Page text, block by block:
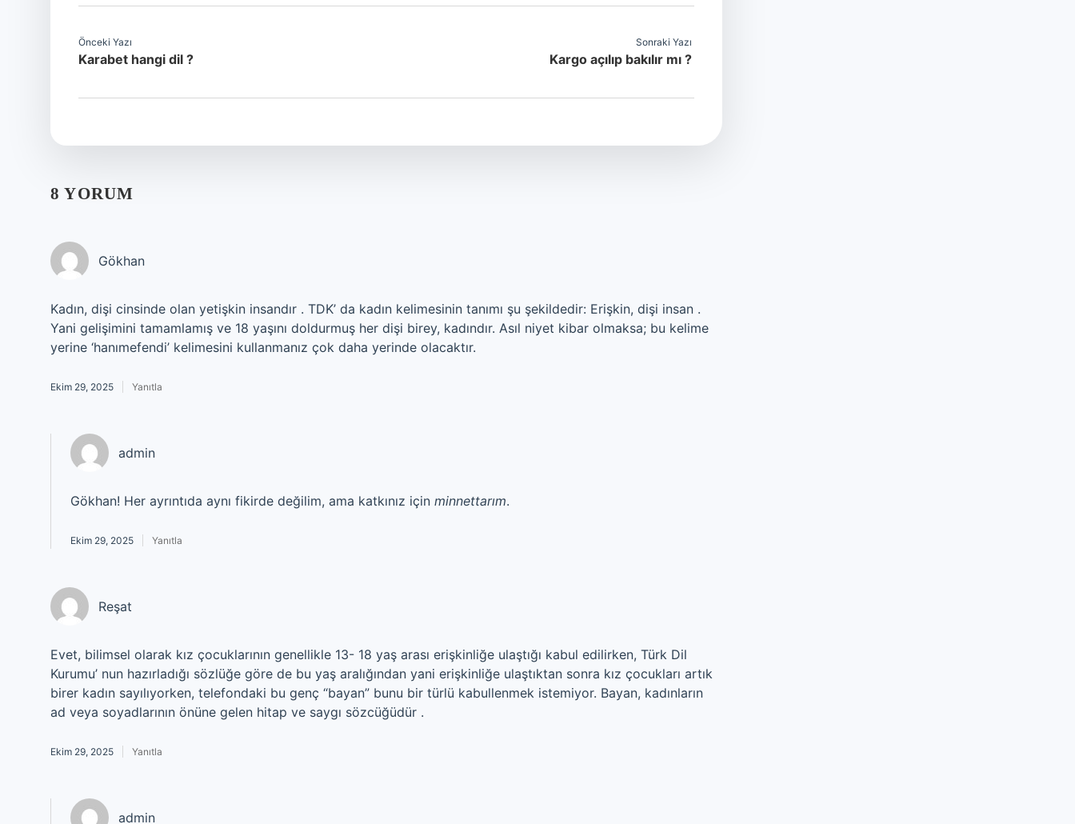
Önceki Yazı
Karabet hangi dil ?
Sonraki Yazı
Kargo açılıp bakılır mı ?
8 YORUM
Gökhan
Kadın, dişi cinsinde olan yetişkin insandır . TDK’ da kadın kelimesinin tanımı şu şekildedir: Erişkin, dişi insan .
Yani gelişimini tamamlamış ve 18 yaşını doldurmuş her dişi birey, kadındır. Asıl niyet kibar olmaksa; bu kelime
yerine ‘hanımefendi’ kelimesini kullanmanız çok daha yerinde olacaktır.
Ekim 29, 2025 Yanıtla
admin
Gökhan! Her ayrıntıda aynı fikirde değilim, ama katkınız için minnettarım.
Ekim 29, 2025 Yanıtla
Reşat
Evet, bilimsel olarak kız çocuklarının genellikle 13- 18 yaş arası erişkinliğe ulaştığı kabul edilirken, Türk Dil
Kurumu’ nun hazırladığı sözlüğe göre de bu yaş aralığından yani erişkinliğe ulaştıktan sonra kız çocukları artık
birer kadın sayılıyorken, telefondaki bu genç “bayan” bunu bir türlü kabullenmek istemiyor. Bayan, kadınların
ad veya soyadlarının önüne gelen hitap ve saygı sözcüğüdür .
Ekim 29, 2025 Yanıtla
admin